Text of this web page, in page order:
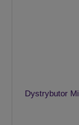
Dystrybutor